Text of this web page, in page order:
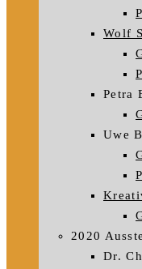
Wolf
Petra
Uwe
2020
Dr.